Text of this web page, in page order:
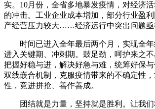
实。10月份，全省多地暴发疫情，对经济
的冲击。工业企业成本增加，部分行业盈
产经营压力较大……经济运行中突出问题亟
时间已进入全年最后两个月，实现全年
进入关键期、冲刺期。鼓足劲，呵护来之
把握好稳与进，解决好急与难，统筹好保
双线嵌合机制，克服疫情带来的不确定性
性，竞进拼抢、善作善成。
团结就是力量，坚持就是胜利。让我们